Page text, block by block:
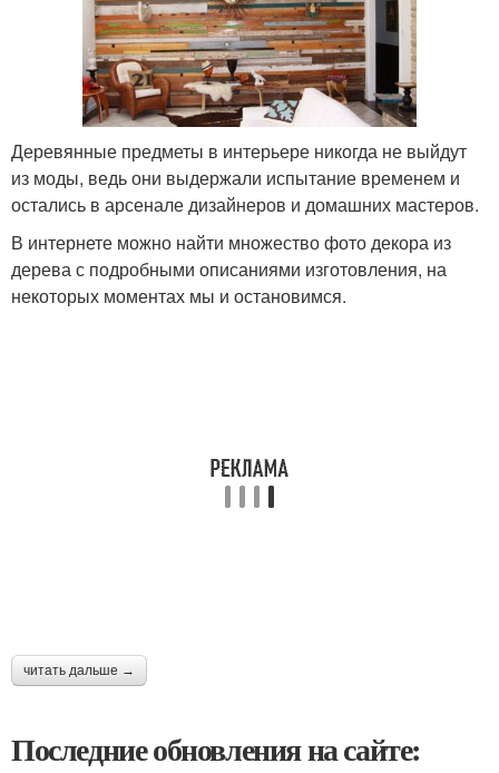
Деревянные предметы в интерьере никогда не выйдут
из моды, ведь они выдержали испытание временем и
остались в арсенале дизайнеров и домашних мастеров.
В интернете можно найти множество фото декора из
дерева с подробными описаниями изготовления, на
некоторых моментах мы и остановимся.
читать дальше →
Последние обновления на сайте: